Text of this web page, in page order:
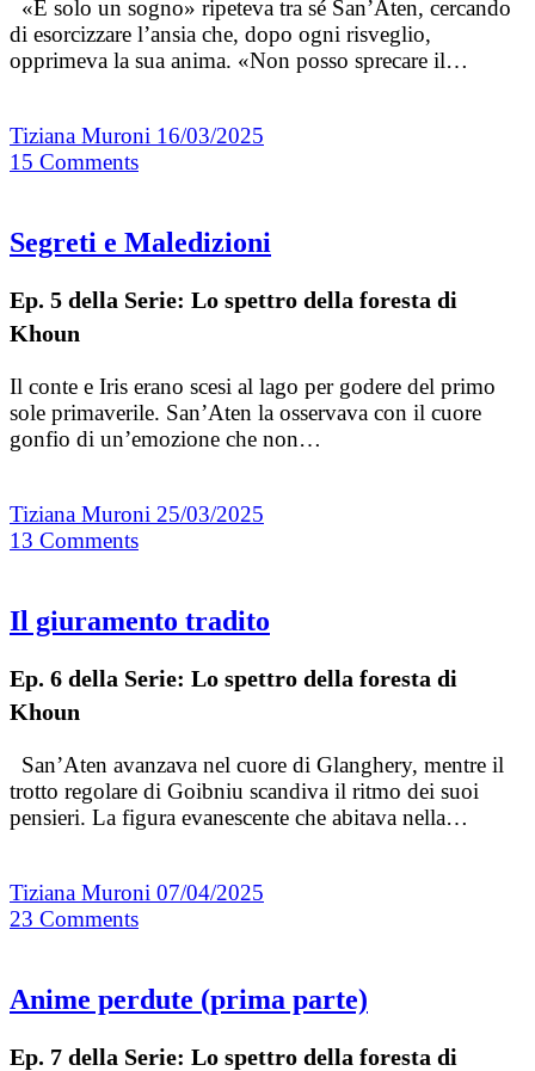
«È solo un sogno» ripeteva tra sé San’Aten, cercando
di esorcizzare l’ansia che, dopo ogni risveglio,
opprimeva la sua anima. «Non posso sprecare il…
Tiziana Muroni 16/03/2025
15 Comments
Segreti e Maledizioni
Ep. 5 della Serie: Lo spettro della foresta di
Khoun
Il conte e Iris erano scesi al lago per godere del primo
sole primaverile. San’Aten la osservava con il cuore
gonfio di un’emozione che non…
Tiziana Muroni 25/03/2025
13 Comments
Il giuramento tradito
Ep. 6 della Serie: Lo spettro della foresta di
Khoun
San’Aten avanzava nel cuore di Glanghery, mentre il
trotto regolare di Goibniu scandiva il ritmo dei suoi
pensieri. La figura evanescente che abitava nella…
Tiziana Muroni 07/04/2025
23 Comments
Anime perdute (prima parte)
Ep. 7 della Serie: Lo spettro della foresta di